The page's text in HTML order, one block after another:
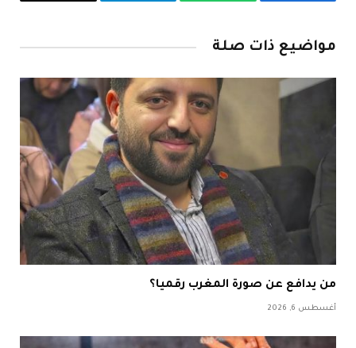
مواضيع ذات صلة
من يدافع عن صورة المغرب رقميا؟
أغسطس 6, 2026